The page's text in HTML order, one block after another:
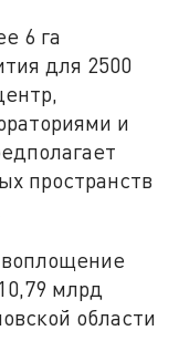
6 га
для 2500
и
пространств
млрд
области